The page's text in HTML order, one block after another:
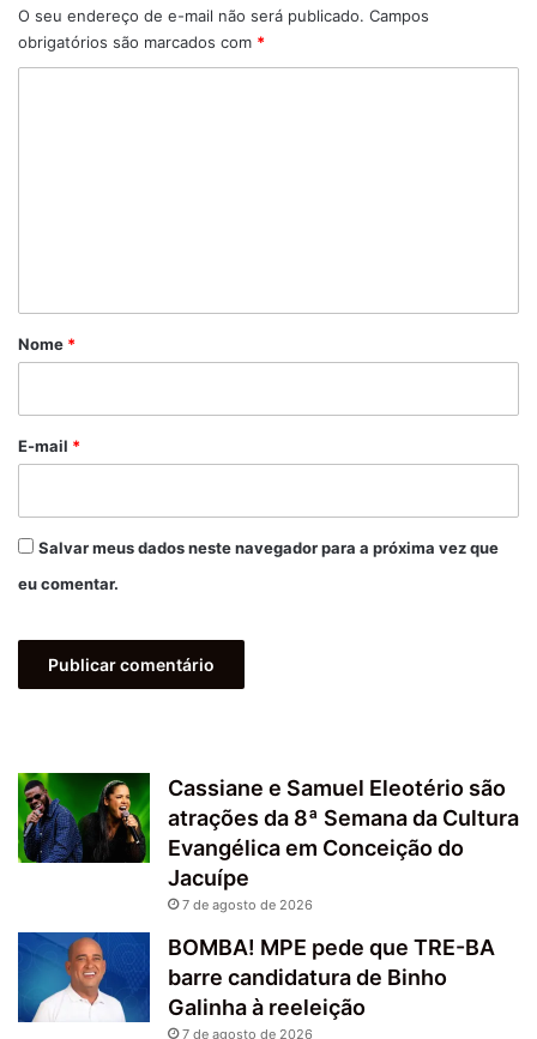
O seu endereço de e-mail não será publicado. Campos
obrigatórios são marcados com *
r
*
Nome *
E-mail *
Salvar meus dados neste navegador para a próxima vez que
eu comentar.
Cassiane e Samuel Eleotério são
atrações da 8ª Semana da Cultura
Evangélica em Conceição do
Jacuípe
7 de agosto de 2026
BOMBA! MPE pede que TRE-BA
barre candidatura de Binho
Galinha à reeleição
7 de agosto de 2026